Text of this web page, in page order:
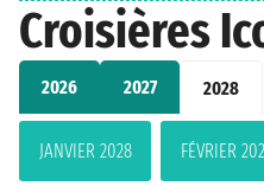
Croisières
2026 2027 2028
JANVIER 2028 FÉVRIER